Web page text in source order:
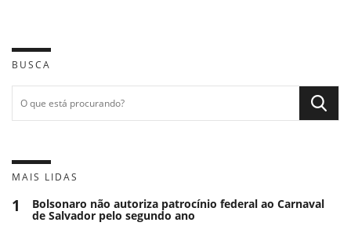
BUSCA
MAIS LIDAS
1 Bolsonaro não autoriza patrocínio federal ao Carnaval
de Salvador pelo segundo ano